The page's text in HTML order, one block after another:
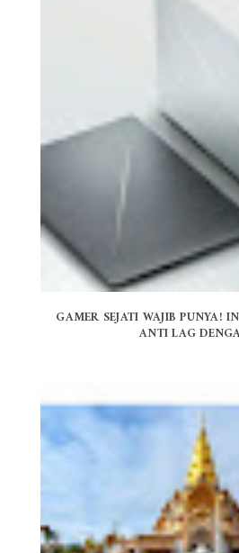
GAMER SEJATI WAJIB PUNYA!
ANTI LAG